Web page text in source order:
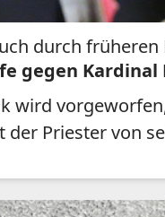
durch früheren
gegen Kardinal
wird
Priester von